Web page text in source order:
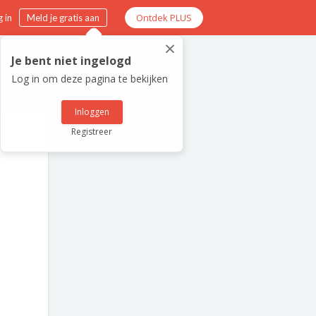
in Meld je gratis aan Ontdek PLUS
×
Je bent niet ingelogd
Log in om deze pagina te bekijken
Inloggen
Registreer